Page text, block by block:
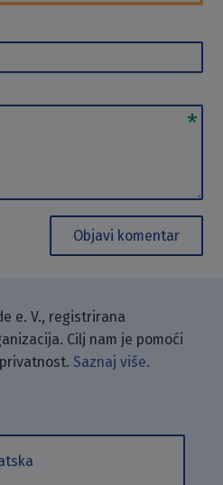
Objavi komentar
e. V., registrirana
Cilj nam je pomoći
Saznaj više.
naš blog koristeći
na GitHubu.
s nama putem